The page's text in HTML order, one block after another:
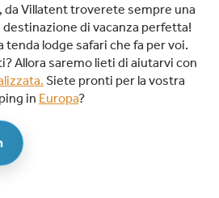
da Villatent troverete sempre una
di vacanza perfetta!
lodge safari che fa per voi.
Allora saremo lieti di aiutarvi con
Siete pronti per la vostra
in Europa?